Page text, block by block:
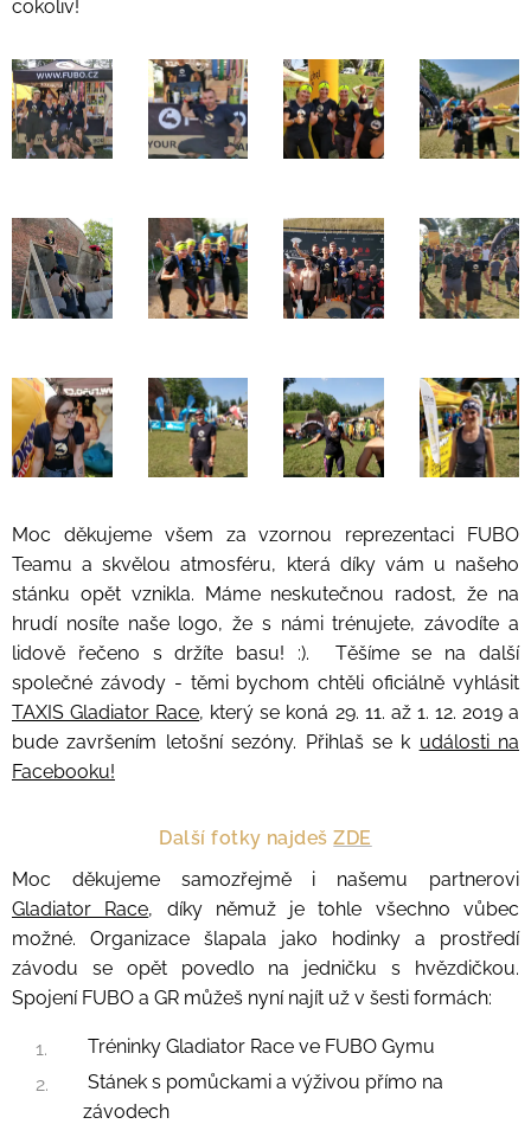
cokoliv!
Moc děkujeme všem za vzornou reprezentaci FUBO
Teamu a skvělou atmosféru, která díky vám u našeho
stánku opět vznikla. Máme neskutečnou radost, že na
hrudí nosíte naše logo, že s námi trénujete, závodíte a
lidově řečeno s držíte basu! :). Těšíme se na další
společné závody - těmi bychom chtěli oficiálně vyhlásit
TAXIS Gladiator Race, který se koná 29. 11. až 1. 12. 2019 a
bude završením letošní sezóny. Přihlaš se k události na
Facebooku!
Další fotky najdešZDE
Moc děkujeme samozřejmě i našemu partnerovi
Gladiator Race, díky němuž je tohle všechno vůbec
možné. Organizace šlapala jako hodinky a prostředí
závodu se opět povedlo na jedničku s hvězdičkou.
Spojení FUBO a GR můžeš nyní najít už v šesti formách:
Tréninky Gladiator Race ve FUBO Gymu
Stánek s pomůckami a výživou přímo na
závodech